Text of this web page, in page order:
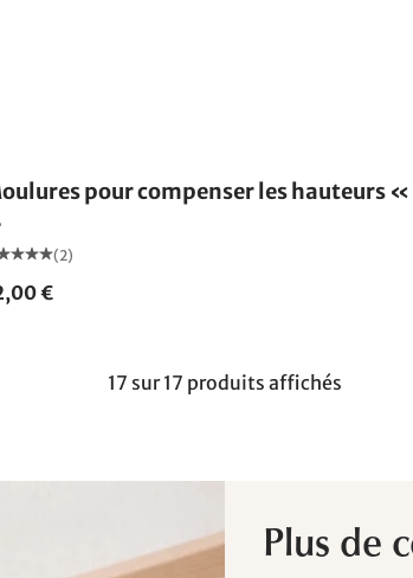
pour compenser les hauteurs «
(2)
€
17 sur 17 produits affichés
Plus de